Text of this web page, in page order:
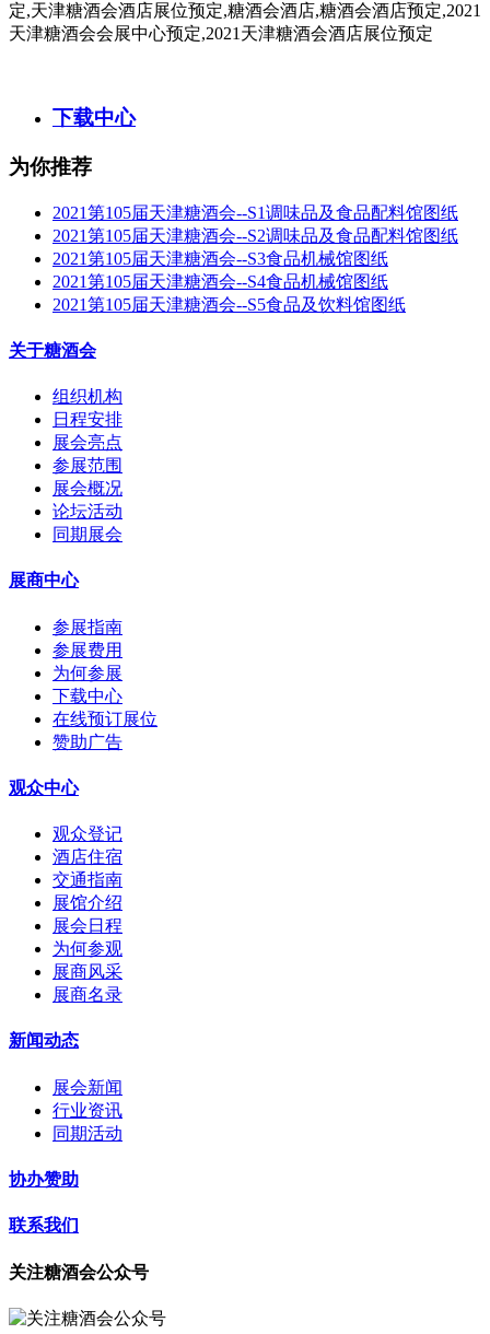
定,天津糖酒会酒店展位预定,糖酒会酒店,糖酒会酒店预定,2021
天津糖酒会会展中心预定,2021天津糖酒会酒店展位预定
下载中心
为你推荐
2021第105届天津糖酒会--S1调味品及食品配料馆图纸
2021第105届天津糖酒会--S2调味品及食品配料馆图纸
2021第105届天津糖酒会--S3食品机械馆图纸
2021第105届天津糖酒会--S4食品机械馆图纸
2021第105届天津糖酒会--S5食品及饮料馆图纸
关于糖酒会
组织机构
日程安排
展会亮点
参展范围
展会概况
论坛活动
同期展会
展商中心
参展指南
参展费用
为何参展
下载中心
在线预订展位
赞助广告
观众中心
观众登记
酒店住宿
交通指南
展馆介绍
展会日程
为何参观
展商风采
展商名录
新闻动态
展会新闻
行业资讯
同期活动
协办赞助
联系我们
关注糖酒会公众号